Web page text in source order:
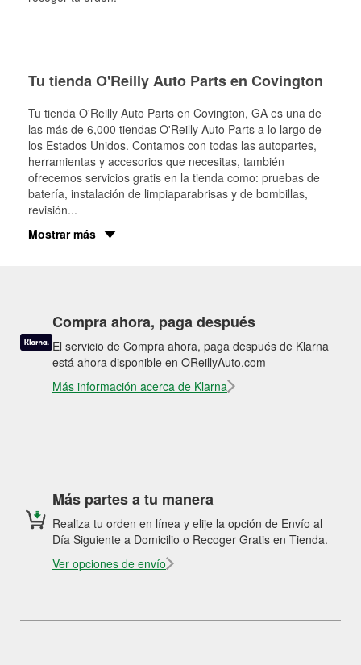
Tu tienda O'Reilly Auto Parts en Covington
Tu tienda O'Reilly Auto Parts en Covington, GA es una de
las más de 6,000 tiendas O'Reilly Auto Parts a lo largo de
los Estados Unidos. Contamos con todas las autopartes,
herramientas y accesorios que necesitas, también
ofrecemos servicios gratis en la tienda como: pruebas de
batería, instalación de limpiaparabrisas y de bombillas,
revisión...
Mostrar más
Compra ahora, paga después
El servicio de Compra ahora, paga después de Klarna
está ahora disponible en OReillyAuto.com
Más información acerca de Klarna
Más partes a tu manera
Realiza tu orden en línea y elije la opción de Envío al
Día Siguiente a Domicilio o Recoger Gratis en Tienda.
Ver opciones de envío